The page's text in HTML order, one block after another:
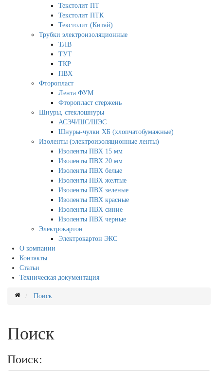
Текстолит ПТ
Текстолит ПТК
Текстолит (Китай)
Трубки электроизоляционные
ТЛВ
ТУТ
ТКР
ПВХ
Фторопласт
Лента ФУМ
Фторопласт стержень
Шнуры, стеклошнуры
АСЭЧ/ШС/ШЭС
Шнуры-чулки ХБ (хлопчатобумажные)
Изоленты (электроизоляционные ленты)
Изоленты ПВХ 15 мм
Изоленты ПВХ 20 мм
Изоленты ПВХ белые
Изоленты ПВХ желтые
Изоленты ПВХ зеленые
Изоленты ПВХ красные
Изоленты ПВХ синие
Изоленты ПВХ черные
Электрокартон
Электрокартон ЭКС
О компании
Контакты
Статьи
Техническая документация
Поиск
Поиск
Поиск: